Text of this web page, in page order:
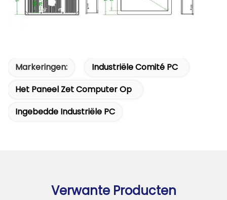
Markeringen:
Industriële Comité PC
Het Paneel Zet Computer Op
Ingebedde Industriële PC
Verwante Producten